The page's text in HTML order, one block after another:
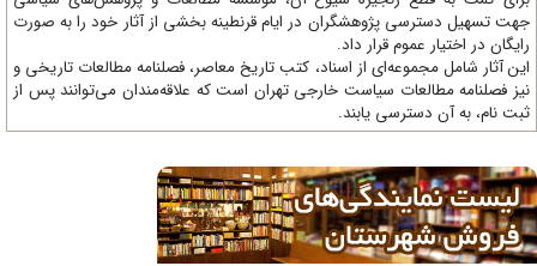
تسهیل دسترسی پژوهشگران در ایام قرنطینه بخشی از آثار خود را به صورت
در اختیار عموم قرار داد.
آثار شامل مجموعه‌ای از اسناد، کتب تاریخ معاصر، فصلنامه‌ مطالعات تاریخی و
فصلنامه مطالعات سیاست خارجی تهران است که علاقه‌مندان می‌توانند پس از
نام، به آن دسترسی یابند.